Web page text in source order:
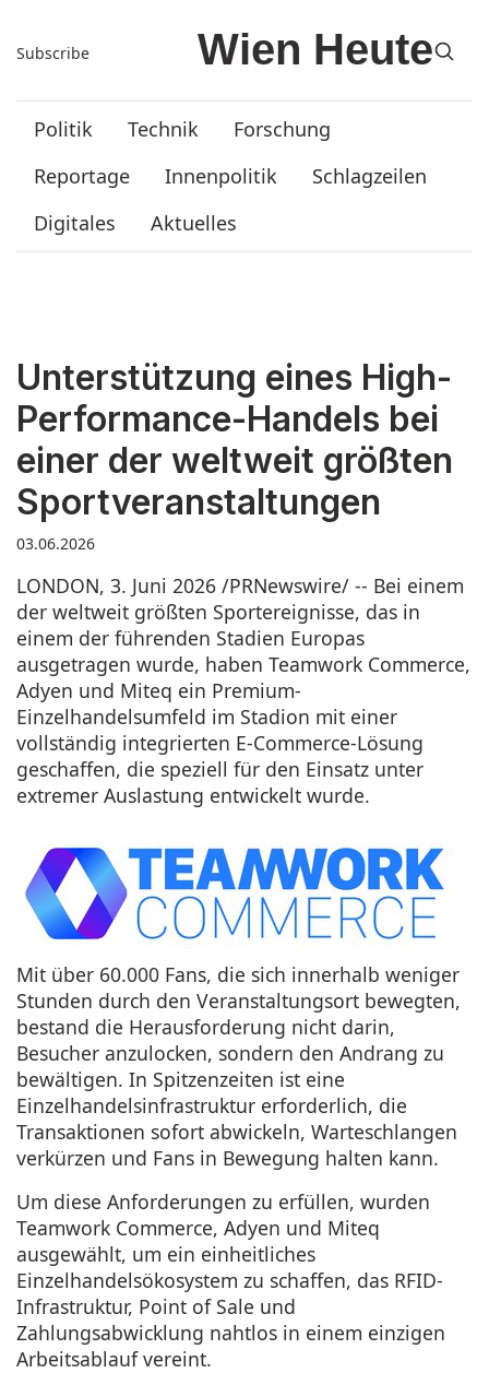
Subscribe
Politik Technik
Forschung
Reportage
Innenpolitik
Schlagzeilen
Digitales
Aktuelles
Unterstützung eines High-
Performance-Handels bei
einer der weltweit größten
Sportveranstaltungen
03.06.2026
LONDON, 3. Juni 2026 /PRNewswire/ -- Bei einem
der weltweit größten Sportereignisse, das in
einem der führenden Stadien Europas
ausgetragen wurde, haben Teamwork Commerce,
Adyen und Miteq ein Premium-
Einzelhandelsumfeld im Stadion mit einer
vollständig integrierten E-Commerce-Lösung
geschaffen, die speziell für den Einsatz unter
extremer Auslastung entwickelt wurde.
Mit über 60.000 Fans, die sich innerhalb weniger
Stunden durch den Veranstaltungsort bewegten,
bestand die Herausforderung nicht darin,
Besucher anzulocken, sondern den Andrang zu
bewältigen. In Spitzenzeiten ist eine
Einzelhandelsinfrastruktur erforderlich, die
Transaktionen sofort abwickeln, Warteschlangen
verkürzen und Fans in Bewegung halten kann.
Um diese Anforderungen zu erfüllen, wurden
Teamwork Commerce, Adyen und Miteq
ausgewählt, um ein einheitliches
Einzelhandelsökosystem zu schaffen, das RFID-
Infrastruktur, Point of Sale und
Zahlungsabwicklung nahtlos in einem einzigen
Arbeitsablauf vereint.